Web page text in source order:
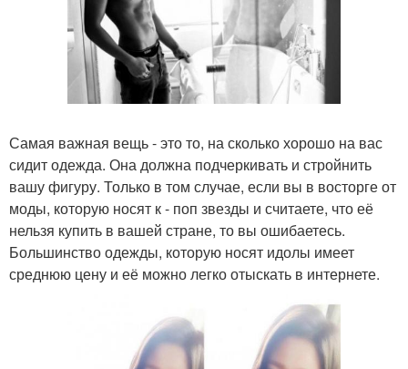
Самая важная вещь - это то, на сколько хорошо на вас
сидит одежда. Она должна подчеркивать и стройнить
вашу фигуру. Только в том случае, если вы в восторге от
моды, которую носят к - поп звезды и считаете, что её
нельзя купить в вашей стране, то вы ошибаетесь.
Большинство одежды, которую носят идолы имеет
среднюю цену и её можно легко отыскать в интернете.